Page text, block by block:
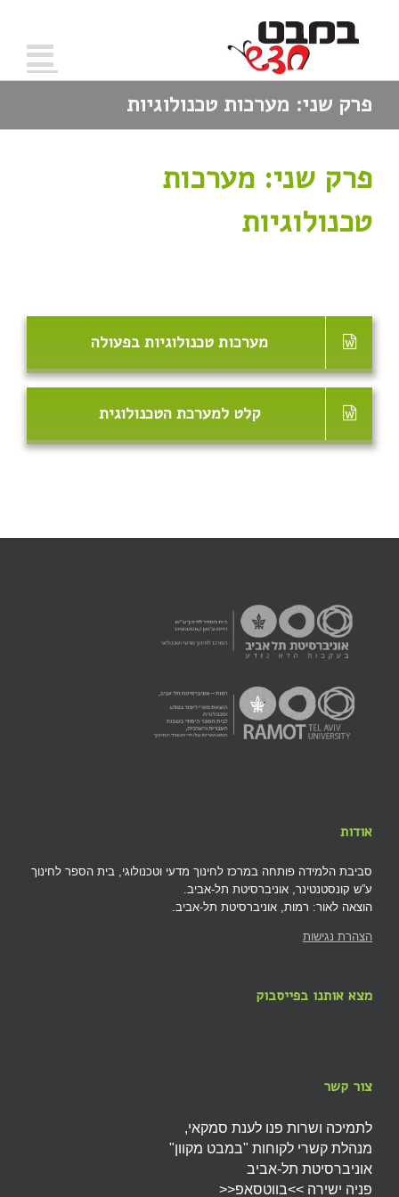
פרק שני: מערכות טכנולוגיות
פרק שני: מערכות
טכנולוגיות
מערכות טכנולוגיות בפעולה
קלט למערכת הטכנולוגית
אודות
סביבת הלמידה פותחה במרכז לחינוך מדעי וטכנולוגי, בית הספר לחינוך
ע”ש קונסטנטינר, אוניברסיטת תל-אביב.
הוצאה לאור: רמות, אוניברסיטת תל-אביב.
הצהרת נגישות
מצא אותנו בפייסבוק
צור קשר
לתמיכה ושרות פנו לענת סמקאי,
מנהלת קשרי לקוחות "במבט מקוון"
אוניברסיטת תל-אביב
פניה ישירה >>בווטסאפ<<